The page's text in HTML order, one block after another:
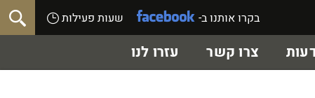
בקרו אותנו ב- שעות פעילות
צרו קשר עזרו לנו